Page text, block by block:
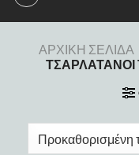
ΑΡΧΙΚΉ ΣΕΛΊΔΑ